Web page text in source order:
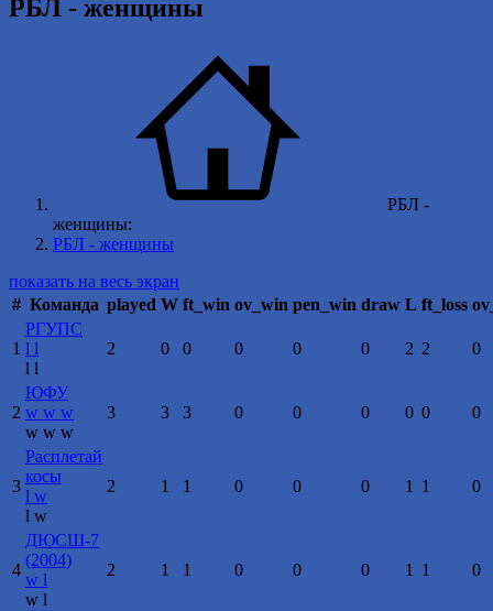
РБЛ - женщины
РБЛ -
женщины:
РБЛ - женщины
показать на весь экран
# Команда played W ft_win ov_win pen_win draw L ft_loss
1
РГУПС
l l
l l
2 0 0 0 0 0 2 2 0
2
ЮФУ
w w w
w w w
3 3 3 0 0 0 0 0 0
3
Расплетай
косы
l w
l w
2 1 1 0 0 0 1 1 0
4
ДЮСШ-7
(2004)
w l
w l
2 1 1 0 0 0 1 1 0